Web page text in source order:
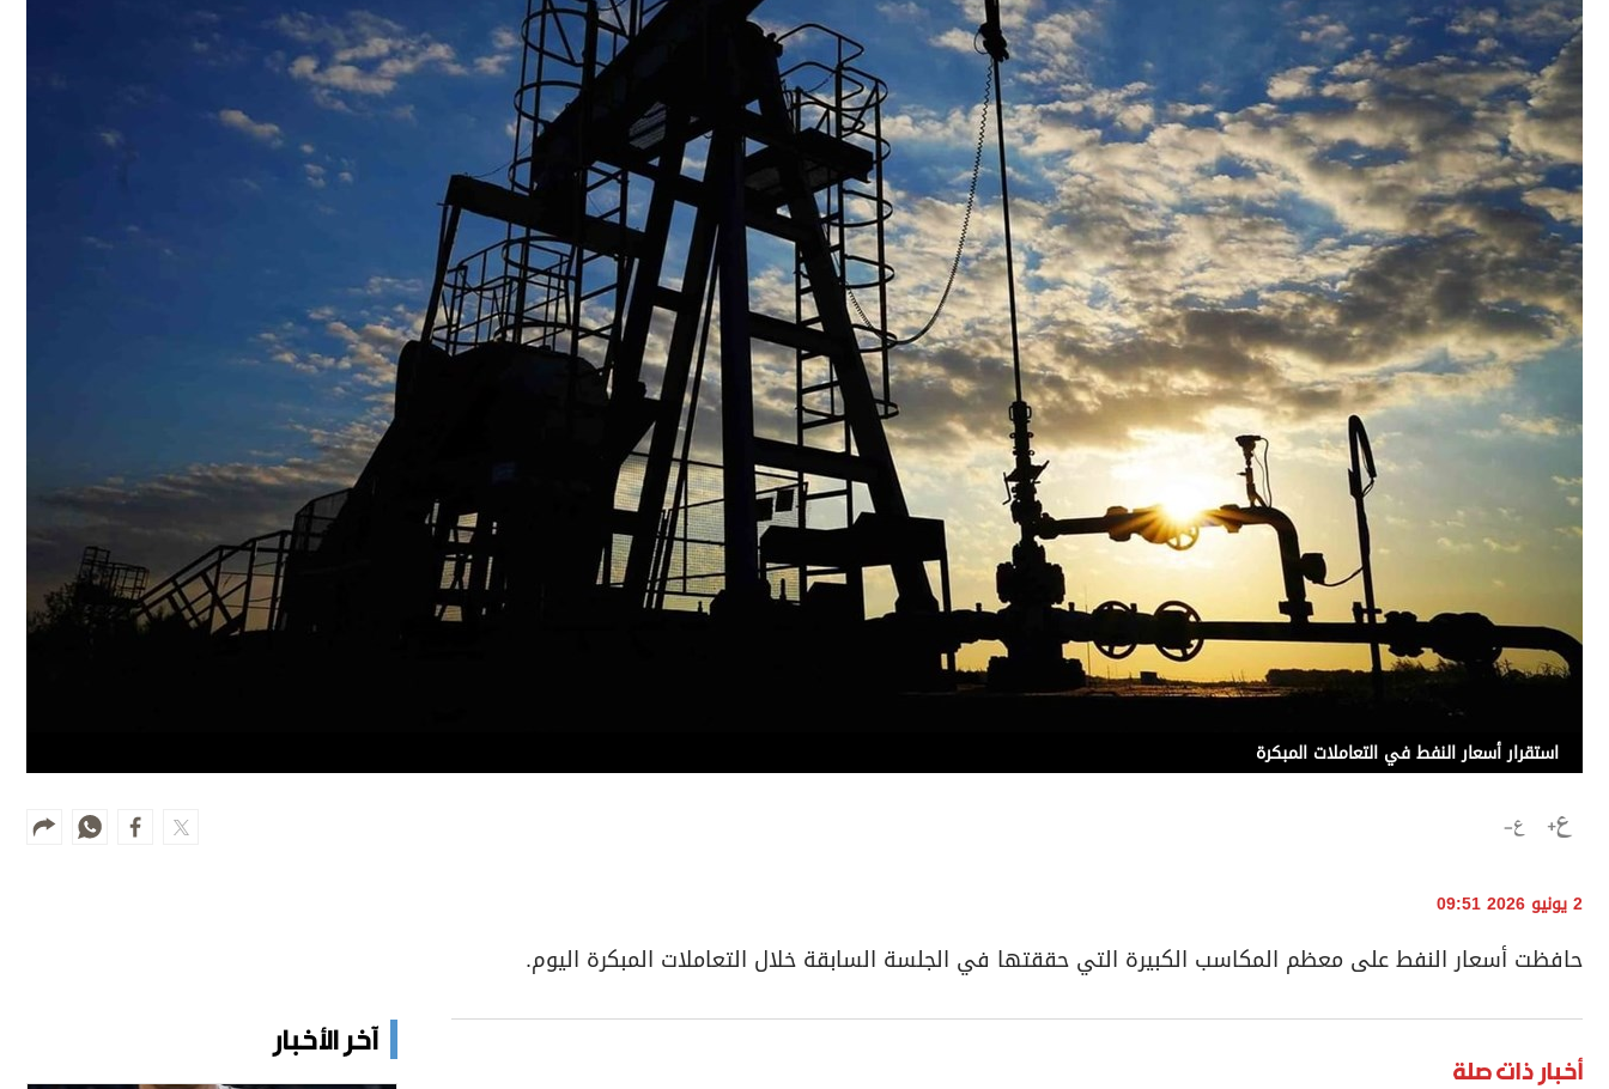
عدد اليوم
مواقيت الصلاة
الأحوال الجوية
استقرار أسعار النفط في التعاملات المبكرة
2 يونيو 2026 09:51
حافظت أسعار النفط على ⁠معظم المكاسب الكبيرة التي حققتها في الجلسة السابقة خلال التعاملات المبكرة اليوم.
أخبار ذات صلة
آخر الأخبار